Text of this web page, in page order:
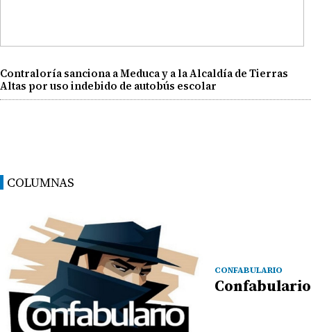
Contraloría sanciona a Meduca y a la Alcaldía de Tierras
Altas por uso indebido de autobús escolar
COLUMNAS
CONFABULARIO
Confabulario